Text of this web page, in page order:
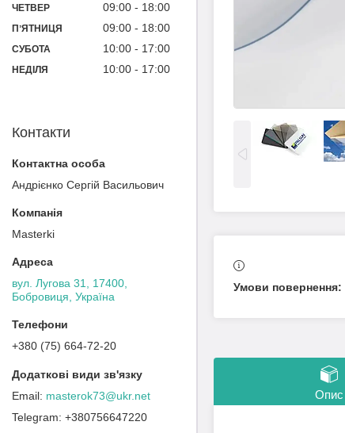
Опис
ЧЕТВЕР 09:00 18:00
ПʼЯТНИЦЯ 09:00 18:00
СУБОТА 10:00 17:00
НЕДІЛЯ 10:00 17:00
Контакти
Андрієнко Сергій Васильович
Masterki
вул. Лугова 31, 17400,
Бобровиця, Україна
+380 (75) 664-72-20
masterok73@ukr.net
+380756647220